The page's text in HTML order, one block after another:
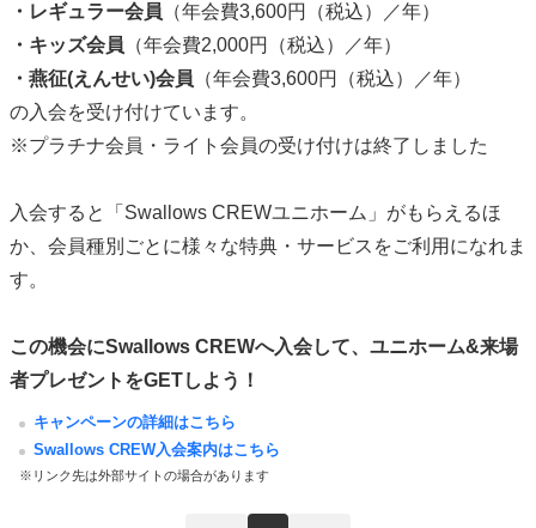
・レギュラー会員 （年会費3,600円（税込）／年）
・キッズ会員 （年会費2,000円（税込）／年）
・燕征(えんせい)会員 （年会費3,600円（税込）／年）
の入会を受け付けています。
※プラチナ会員・ライト会員の受け付けは終了しました
入会すると「Swallows CREWユニホーム」がもらえるほ
か、会員種別ごとに様々な特典・サービスをご利用になれま
す。
この機会にSwallows CREWへ入会して、ユニホーム&来場
者プレゼントをGETしよう！
キャンペーンの詳細はこちら
Swallows CREW入会案内はこちら
※リンク先は外部サイトの場合があります